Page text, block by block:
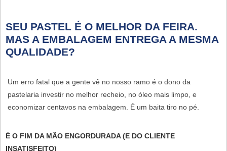
SEU PASTEL É O MELHOR DA FEIRA.
MAS A EMBALAGEM ENTREGA A MESMA
QUALIDADE?
Um erro fatal que a gente vê no nosso ramo é o dono da
pastelaria investir no melhor recheio, no óleo mais limpo, e
economizar centavos na embalagem. É um baita tiro no pé.
É O FIM DA MÃO ENGORDURADA (E DO CLIENTE
INSATISFEITO)